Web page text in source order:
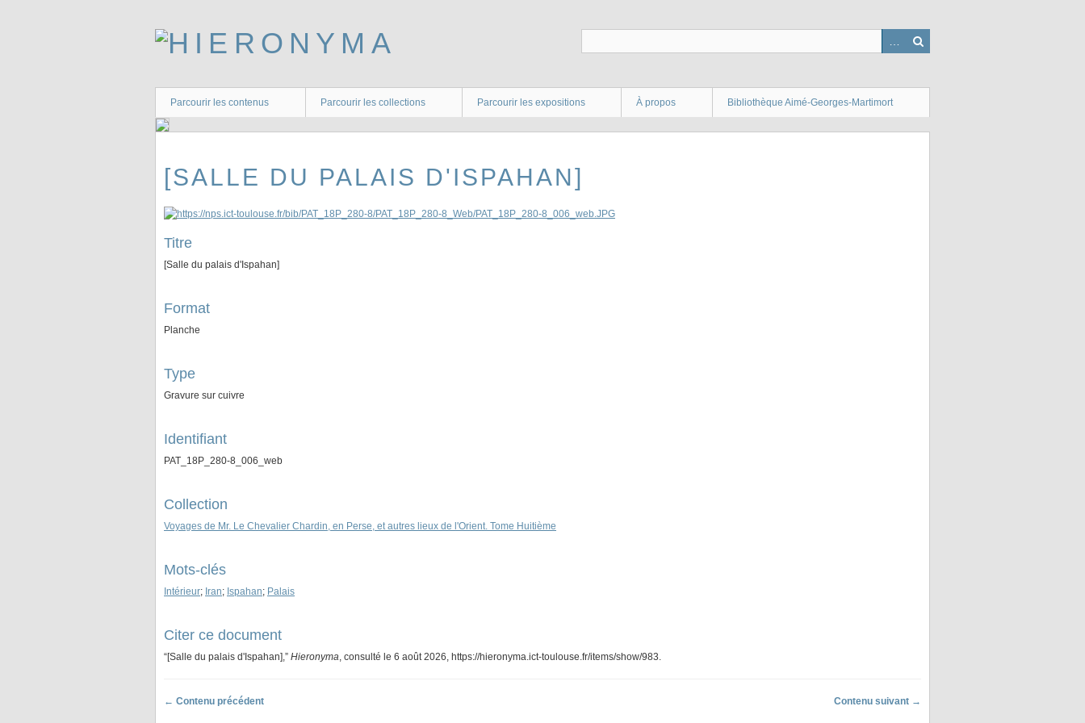
Parcourir les contenus Parcourir les collections Parcourir les expositions À propos Bibliothèque Aimé-Georges-Martimort
[SALLE DU PALAIS D'ISPAHAN]
Titre
[Salle du palais d'Ispahan]
Format
Planche
Type
Gravure sur cuivre
Identifiant
PAT_18P_280-8_006_web
Collection
Voyages de Mr. Le Chevalier Chardin, en Perse, et autres lieux de l'Orient. Tome Huitième
Mots-clés
Intérieur; Iran; Ispahan; Palais
Citer ce document
“[Salle du palais d'Ispahan],” Hieronyma, consulté le 6 août 2026, https://hieronyma.ict-toulouse.fr/items/show/983.
← Contenu précédent Contenu suivant →